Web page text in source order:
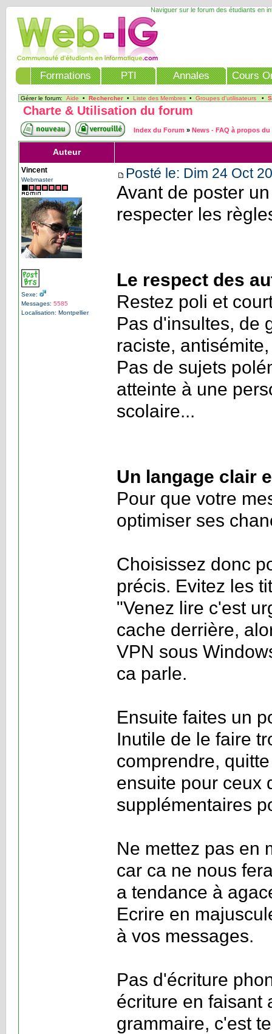
Naviguer sur le forum des étudiants en
Formations PTI Annales Cours
Gérer le forum: Aide • Rechercher• Liste des Membres• Groupes d'utilisateurs•
Charte & Utilisation du forum
Index du Forum » News - FAQ à propos du
Auteur
Vincent
Webmaster
Sexe:
Messages: 5585
Localisation: Montpellier
Posté le: Dim 24 Oct
Avant de poster
respecter les
Le respect des
Restez poli et
Pas d'insultes, de
raciste,
Pas de sujets
atteinte à une
scolaire...
Un langage clair
Pour que votre
optimiser ses
Choisissez donc
précis. Evitez les
"Venez lire c'est
cache derrière,
VPN sous
ca parle.
Ensuite faites un
Inutile de le faire
comprendre,
ensuite pour ceux
supplémentaires
Ne mettez pas en
car ca ne nous
a tendance à
Ecrire en
à vos messages.
Pas d'écriture
écriture en faisant
grammaire, c'est